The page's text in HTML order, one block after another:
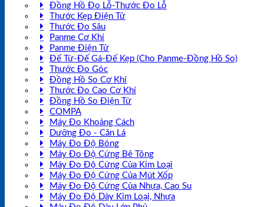
Đồng Hồ Đo Lỗ-Thước Đo Lỗ
Thước Kẹp Điện Tử
Thước Đo Sâu
Panme Cơ Khí
Panme Điện Tử
Đế Từ-Đế Gá-Đế Kẹp (Cho Panme-Đồng Hồ So)
Thước Đo Góc
Đồng Hồ So Cơ Khí
Thước Đo Cao Cơ Khí
Đồng Hồ So Điện Tử
COMPA
Máy Đo Khoảng Cách
Dưỡng Đo - Căn Lá
Máy Đo Độ Bóng
Máy Đo Độ Cứng Bê Tông
Máy Đo Độ Cứng Của Kim Loại
Máy Đo Độ Cứng Của Mút Xốp
Máy Đo Độ Cứng Của Nhựa, Cao Su
Máy Đo Độ Dày Kim Loại, Nhựa